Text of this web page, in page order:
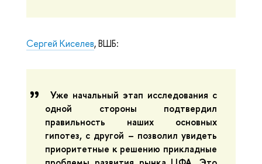
Сергей Киселев, ВШБ:
Уже начальный этап исследования с
одной стороны подтвердил
правильность наших основных
гипотез, с другой – позволил увидеть
приоритетные к решению прикладные